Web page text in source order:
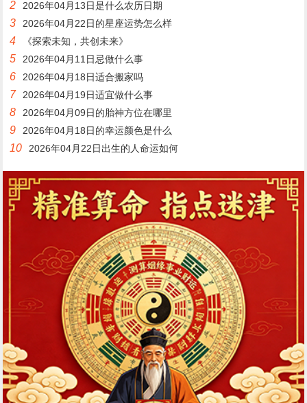
2 2026年04月13日是什么农历日期
3 2026年04月22日的星座运势怎么样
4 《探索未知，共创未来》
5 2026年04月11日忌做什么事
6 2026年04月18日适合搬家吗
7 2026年04月19日适宜做什么事
8 2026年04月09日的胎神方位在哪里
9 2026年04月18日的幸运颜色是什么
10 2026年04月22日出生的人命运如何